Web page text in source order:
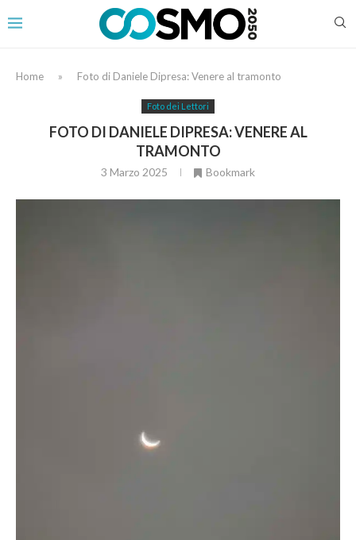
Home » Foto di Daniele Dipresa: Venere al tramonto
Foto dei Lettori
FOTO DI DANIELE DIPRESA: VENERE AL
TRAMONTO
3 Marzo 2025 Bookmark